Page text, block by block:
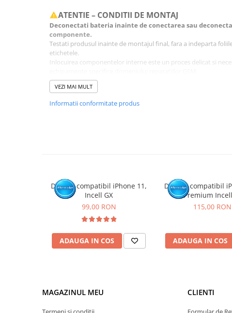
ATENTIE – CONDITII DE MONTAJ
Deconectati bateria inainte de conectarea sau
componente.
Testati produsul inainte de montajul final, fara a indeparta
etichetele.
Inlocuirea componentelor interne este un proces delicat si
Se recomanda montajul intr-un service specializat.
GARANTIE
VEZI MAI MULT
Informatii conformitate produs
Display compatibil iPhone 11,
Incell GX
99,00 RON
ADAUGA IN COS
Display compatibil
Premium Incell
115,00 RON
ADAUGA IN COS
MAGAZINUL MEU CLIENTI